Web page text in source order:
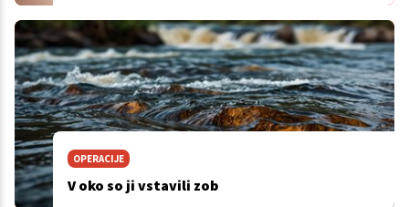
OPERACIJE
V oko so ji vstavili zob